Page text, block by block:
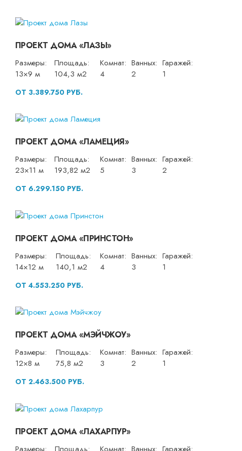
ПРОЕКТ ДОМА «ЛАЗЫ»
Размеры:
13×9 м
Площадь:
104,3 м2
Комнат:
4
Ванных:
2
Гаражей:
1
ОТ 3.389.750 РУБ.
ПРОЕКТ ДОМА «ЛАМЕЦИЯ»
Размеры:
23×11 м
Площадь:
193,82 м2
Комнат:
5
Ванных:
3
Гаражей:
2
ОТ 6.299.150 РУБ.
ПРОЕКТ ДОМА «ПРИНСТОН»
Размеры:
14×12 м
Площадь:
140,1 м2
Комнат:
4
Ванных:
3
Гаражей:
1
ОТ 4.553.250 РУБ.
ПРОЕКТ ДОМА «МЭЙЧЖОУ»
Размеры:
12×8 м
Площадь:
75,8 м2
Комнат:
3
Ванных:
2
Гаражей:
1
ОТ 2.463.500 РУБ.
ПРОЕКТ ДОМА «ЛАХАРПУР»